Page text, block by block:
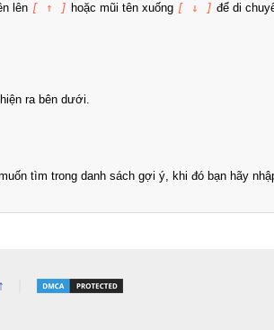
lên [ ↑ ] hoặc mũi tên xuống [ ↓ ] để di
ra bên dưới.
tìm trong danh sách gợi ý, khi đó bạn hãy